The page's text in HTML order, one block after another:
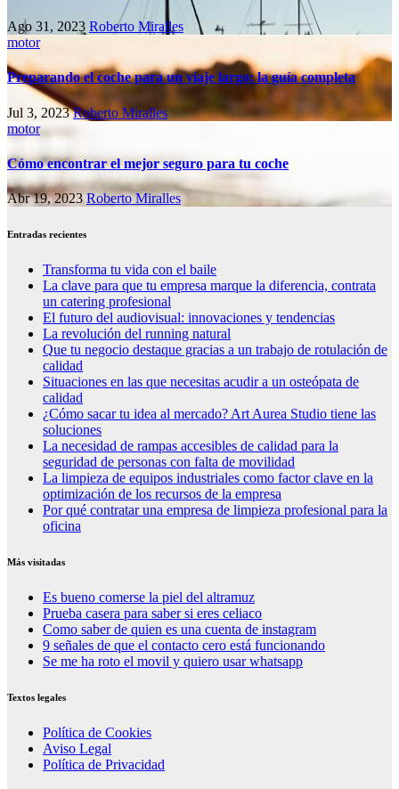
Ago 31, 2023 Roberto Miralles
motor
Preparando el coche para un viaje largo: la guía completa
Jul 3, 2023Roberto Miralles
motor
Cómo encontrar el mejor seguro para tu coche
Abr 19, 2023Roberto Miralles
Entradas recientes
Transforma tu vida con el baile
La clave para que tu empresa marque la diferencia, contrata
un catering profesional
El futuro del audiovisual: innovaciones y tendencias
La revolución del running natural
Que tu negocio destaque gracias a un trabajo de rotulación de
calidad
Situaciones en las que necesitas acudir a un osteópata de
calidad
¿Cómo sacar tu idea al mercado? Art Aurea Studio tiene las
soluciones
La necesidad de rampas accesibles de calidad para la
seguridad de personas con falta de movilidad
La limpieza de equipos industriales como factor clave en la
optimización de los recursos de la empresa
Por qué contratar una empresa de limpieza profesional para la
oficina
Más visitadas
Es bueno comerse la piel del altramuz
Prueba casera para saber si eres celiaco
Como saber de quien es una cuenta de instagram
9 señales de que el contacto cero está funcionando
Se me ha roto el movil y quiero usar whatsapp
Textos legales
Política de Cookies
Aviso Legal
Política de Privacidad